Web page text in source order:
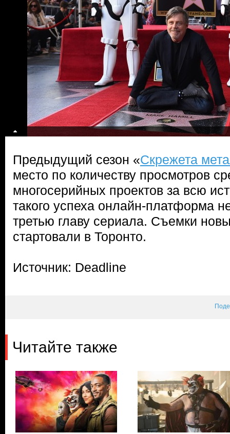
Предыдущий сезон «Скрежета
место по количеству просмотров
многосерийных проектов за всю
такого успеха онлайн-платформа
третью главу сериала. Съемки
стартовали в Торонто.
Источник: Deadline
Читайте также